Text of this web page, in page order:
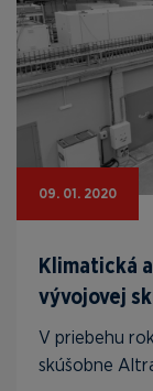
09. 01. 2020
Klimatická
vývojovej
V priebehu
skúšobne